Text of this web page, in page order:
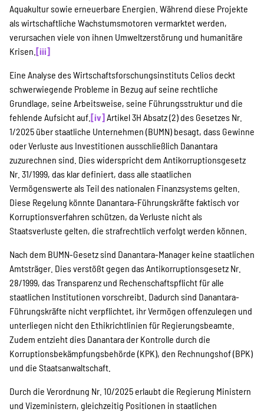
Aquakultur sowie erneuerbare Energien. Während diese Projekte
als wirtschaftliche Wachstumsmotoren vermarktet werden,
verursachen viele von ihnen Umweltzerstörung und humanitäre
Krisen. [iii]
Eine Analyse des Wirtschaftsforschungsinstituts Celios deckt
schwerwiegende Probleme in Bezug auf seine rechtliche
Grundlage, seine Arbeitsweise, seine Führungsstruktur und die
fehlende Aufsicht auf. [iv] Artikel 3H Absatz (2) des Gesetzes Nr.
1/2025 über staatliche Unternehmen (BUMN) besagt, dass Gewinne
oder Verluste aus Investitionen ausschließlich Danantara
zuzurechnen sind. Dies widerspricht dem Antikorruptionsgesetz
Nr. 31/1999, das klar definiert, dass alle staatlichen
Vermögenswerte als Teil des nationalen Finanzsystems gelten.
Diese Regelung könnte Danantara-Führungskräfte faktisch vor
Korruptionsverfahren schützen, da Verluste nicht als
Staatsverluste gelten, die strafrechtlich verfolgt werden können.
Nach dem BUMN-Gesetz sind Danantara-Manager keine staatlichen
Amtsträger. Dies verstößt gegen das Antikorruptionsgesetz Nr.
28/1999, das Transparenz und Rechenschaftspflicht für alle
staatlichen Institutionen vorschreibt. Dadurch sind Danantara-
Führungskräfte nicht verpflichtet, ihr Vermögen offenzulegen und
unterliegen nicht den Ethikrichtlinien für Regierungsbeamte.
Zudem entzieht dies Danantara der Kontrolle durch die
Korruptionsbekämpfungsbehörde (KPK), den Rechnungshof (BPK)
und die Staatsanwaltschaft.
Durch die Verordnung Nr. 10/2025 erlaubt die Regierung Ministern
und Vizeministern, gleichzeitig Positionen in staatlichen